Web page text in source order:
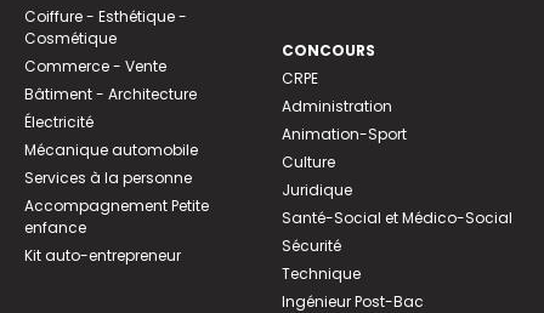
Coiffure - Esthétique -
Cosmétique
Commerce - Vente
Bâtiment - Architecture
Électricité
Mécanique automobile
Services à la personne
Accompagnement Petite
enfance
Kit auto-entrepreneur
CONCOURS
CRPE
Administration
Animation-Sport
Culture
Juridique
Santé-Social et Médico-Social
Sécurité
Technique
Ingénieur Post-Bac